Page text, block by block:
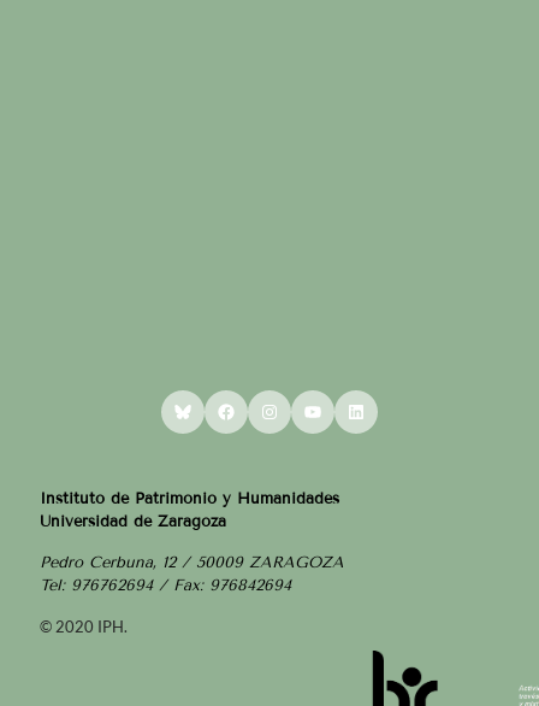
BlueskyFacebookInstagram
YouTubeLinkedIn
Instituto de Patrimonio y Humanidades
Universidad de Zaragoza
Pedro Cerbuna, 12 / 50009 ZARAGOZA
Tel: 976762694 / Fax: 976842694
© 2020 IPH.